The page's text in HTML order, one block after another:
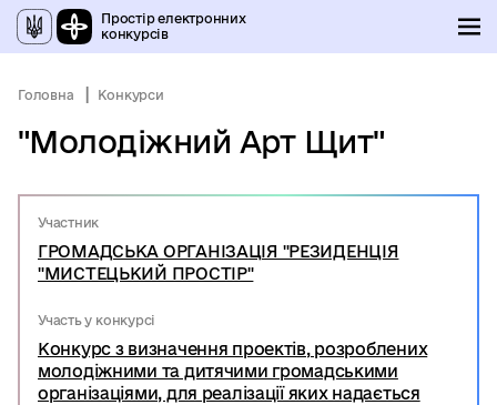
Простір електронних
конкурсів
Головна Конкурси
"Молодіжний Арт Щит"
Участник
ГРОМАДСЬКА ОРГАНІЗАЦІЯ "РЕЗИДЕНЦІЯ
"МИСТЕЦЬКИЙ ПРОСТІР"
Участь у конкурсі
Конкурс з визначення проектів, розроблених
молодіжними та дитячими громадськими
організаціями, для реалізації яких надається